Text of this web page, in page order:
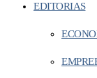
EDITORIAS